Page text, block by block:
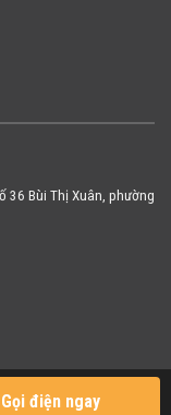
36 Bùi Thị Xuân, phường
VNG Việt Nam
Gọi điện ngay